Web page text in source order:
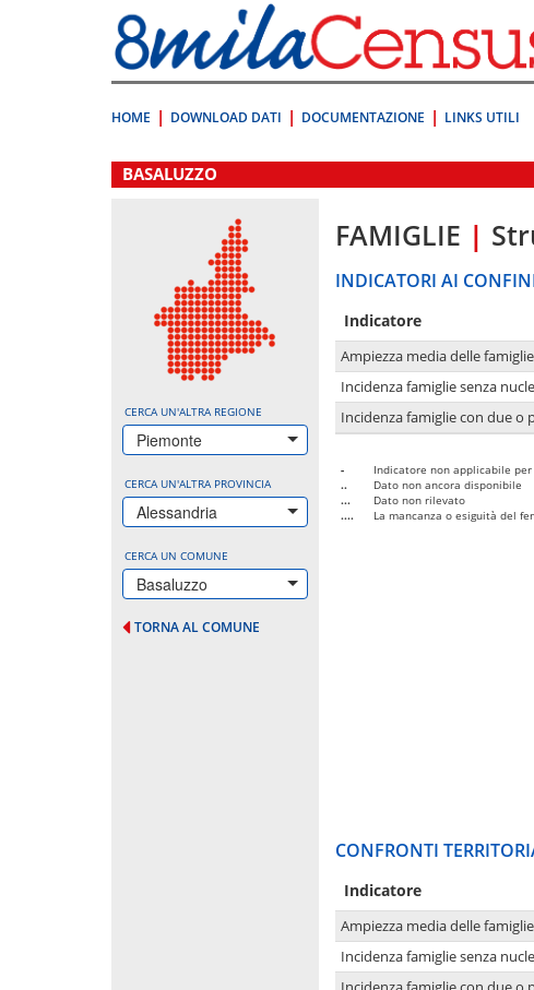
direttamente
a:
Contenuto
HOME DOWNLOAD DATI DOCUMENTAZIONE LINKS UTILI
.
BASALUZZO
CERCA UN'ALTRA REGIONE
Piemonte
CERCA UN'ALTRA PROVINCIA
Alessandria
CERCA UN COMUNE
Basaluzzo
TORNA AL COMUNE
FAMIGLIE |
INDICATORI AI
Indicatore
Ampiezza media delle famiglie
Incidenza famiglie senza
Incidenza famiglie con due o
-
Indicatore non applicabile
..
Dato non ancora disponibile
...
Dato non rilevato
....
La mancanza o esiguità del
CONFRONTI
Indicatore
Ampiezza media delle famiglie
Incidenza famiglie senza